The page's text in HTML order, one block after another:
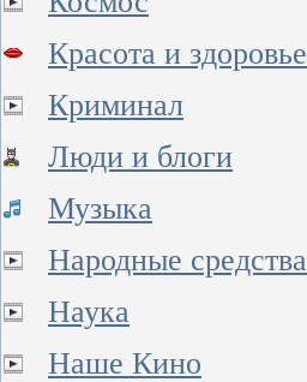
Красота и здоровье
Криминал
Люди и блоги
Музыка
Народные средства
Наука
Наше Кино